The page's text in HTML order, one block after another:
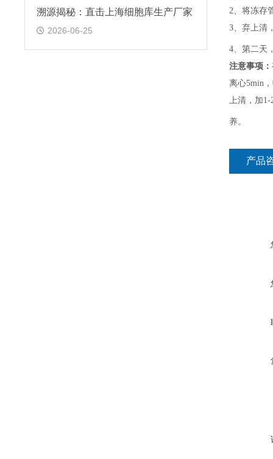
溯源揭秘：直击上海细胞库生产厂家
2026-06-25
2、 将冻存
3、 弃上清
4、 第二天
注意事项：
离心5min，
上清，加1-
养。
产品